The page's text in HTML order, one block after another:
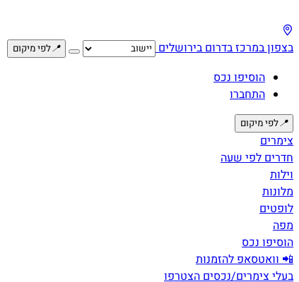
בצפוןבמרכזבדרוםבירושלים 📍לפי מיקום
הוסיפו נכס
התחברו
📍לפי מיקום
צימרים
חדרים לפי שעה
וילות
מלונות
לופטים
מפה
הוסיפו נכס
📲 וואטסאפ להזמנות
בעלי צימרים/נכסים הצטרפו